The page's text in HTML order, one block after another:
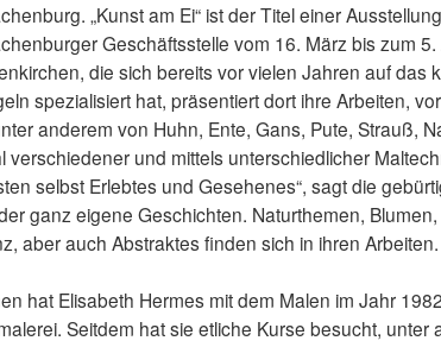
„Kunst am Ei“ ist der Titel einer
Geschäftsstelle vom 16. März bis zum
die sich bereits vor vielen Jahren auf das
spezialisiert hat, präsentiert dort ihre Arbeiten,
anderem von Huhn, Ente, Gans, Pute, Strauß,
verschiedener und mittels unterschiedlicher
selbst Erlebtes und Gesehenes“, sagt die
ganz eigene Geschichten. Naturthemen,
aber auch Abstraktes finden sich in ihren Arbeiten.
hat Elisabeth Hermes mit dem Malen im Jahr
Seitdem hat sie etliche Kurse besucht,